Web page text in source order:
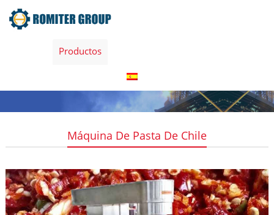
Productos
Máquina De Pasta De Chile